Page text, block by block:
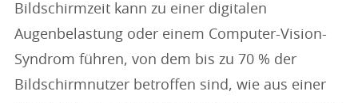
Bildschirmzeit kann zu einer digitalen
Augenbelastung oder einem Computer-Vision-
Syndrom führen, von dem bis zu 70 % der
Bildschirmnutzer betroffen sind, wie aus einer